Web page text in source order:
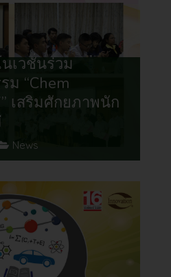
เวชั่นร่วม
“Chem
เสริมศักยภาพนัก
News